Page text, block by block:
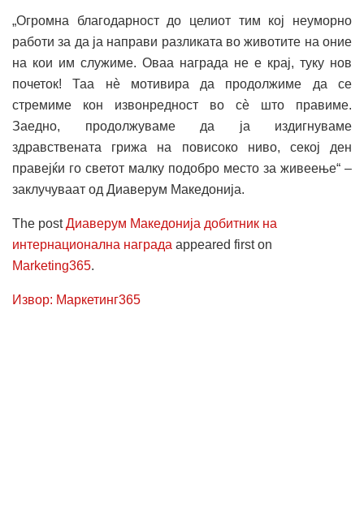
„Огромна благодарност до целиот тим кој неуморно
работи за да ја направи разликата во животите на оние
на кои им служиме. Оваа награда не е крај, туку нов
почеток! Таа нè мотивира да продолжиме да се
стремиме кон извонредност во сè што правиме.
Заедно, продолжуваме да ја издигнуваме
здравствената грижа на повисоко ниво, секој ден
правејќи го светот малку подобро место за живеење“ –
заклучуваат од Диаверум Македонија.
The postДиаверум Македонија добитник на
интернационална награда appeared first on
Marketing365.
Извор: Маркетинг365